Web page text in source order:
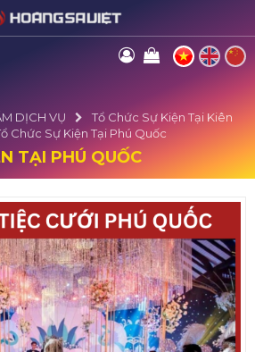
DỊCH VỤ
Tổ Chức Sự Kiện Tại Kiên
Chức Sự Kiện Tại Phú Quốc
TẠI PHÚ QUỐC